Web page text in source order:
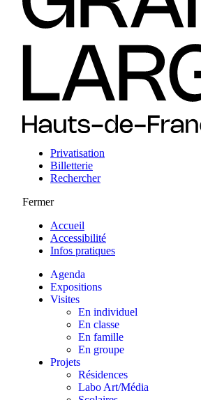
Privatisation
Billetterie
Rechercher
Fermer
Accueil
Accessibilité
Infos pratiques
Agenda
Expositions
Visites
En individuel
En classe
En famille
En groupe
Projets
Résidences
Labo Art/Média